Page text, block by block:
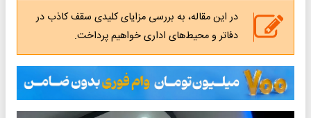
در این مقاله، به بررسی مزایای کلیدی سقف کاذب در
دفاتر و محیط‌های اداری خواهیم پرداخت.